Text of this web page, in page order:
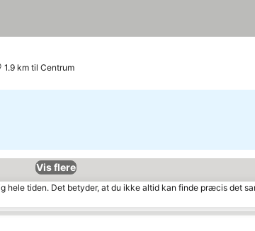
1.9 km til Centrum
Vis flere
hele tiden. Det betyder, at du ikke altid kan finde præcis det